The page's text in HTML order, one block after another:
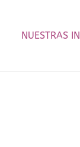
NUESTRAS